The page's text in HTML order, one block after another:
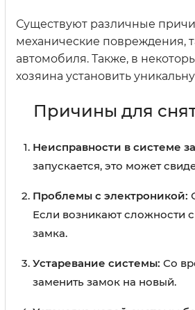
Существуют различные
механические повреждения,
автомобиля. Также, в
хозяина установить
Причины для
Неисправности в системе
запускается, это может
Проблемы с электроникой:
Если возникают сложности
замка.
Устаревание системы: Со
заменить замок на новый.